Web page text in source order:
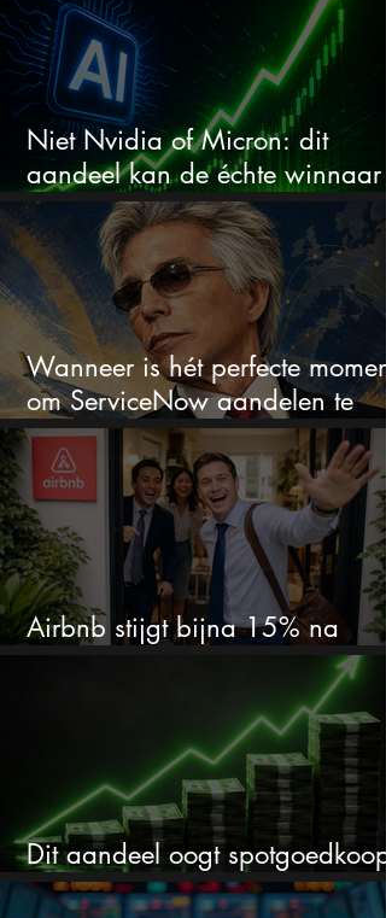
Niet Nvidia of Micron: dit
aandeel kan de échte winnaar
van de AI-race worden
Wanneer is hét perfecte moment
om ServiceNow aandelen te
kopen?
Airbnb stijgt bijna 15% na
cijfers: vooral dit AI-cijfer valt op
Dit aandeel oogt spotgoedkoop
voor hoeveel het kan stijgen